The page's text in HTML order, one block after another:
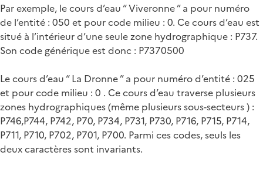
Par exemple, le cours d’eau “ Viveronne ” a pour numéro
de l’entité : 050 et pour code milieu : 0. Ce cours d’eau est
situé à l’intérieur d’une seule zone hydrographique : P737.
Son code générique est donc : P7370500
Le cours d’eau “ La Dronne ” a pour numéro d’entité : 025
et pour code milieu : 0 . Ce cours d’eau traverse plusieurs
zones hydrographiques (même plusieurs sous-secteurs ) :
P746,P744, P742, P70, P734, P731, P730, P716, P715, P714,
P711, P710, P702, P701, P700. Parmi ces codes, seuls les
deux caractères sont invariants.